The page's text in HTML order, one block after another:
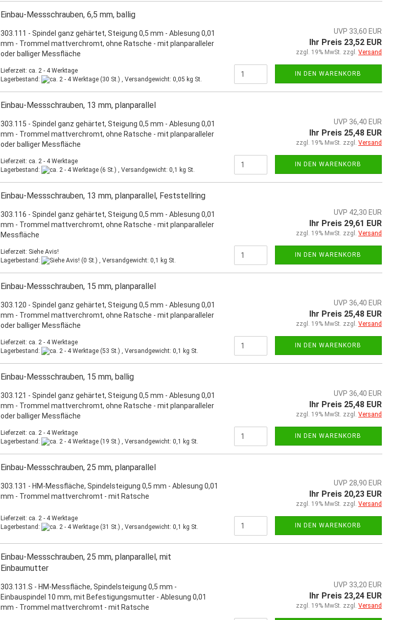
Einbau-Messschrauben, 6,5 mm, ballig
303.111 - Spindel ganz gehärtet, Steigung 0,5 mm - Ablesung 0,01
mm - Trommel mattverchromt, ohne Ratsche - mit planparalleler
oder balliger Messfläche
Lieferzeit: ca. 2 - 4 Werktage
Lagerbestand:
(30 St.) , Versandgewicht: 0,05 kg St.
UVP 33,60 EUR
Ihr Preis 23,52 EUR
zzgl. 19% MwSt. zzgl. Versand
IN DEN WARENKORB
Einbau-Messschrauben, 13 mm, planparallel
303.115 - Spindel ganz gehärtet, Steigung 0,5 mm - Ablesung 0,01
mm - Trommel mattverchromt, ohne Ratsche - mit planparalleler
oder balliger Messfläche
Lieferzeit: ca. 2 - 4 Werktage
Lagerbestand:
(6 St.) , Versandgewicht: 0,1 kg St.
UVP 36,40 EUR
Ihr Preis 25,48 EUR
zzgl. 19% MwSt. zzgl. Versand
IN DEN WARENKORB
Einbau-Messschrauben, 13 mm, planparallel, Feststellring
303.116 - Spindel ganz gehärtet, Steigung 0,5 mm - Ablesung 0,01
mm - Trommel mattverchromt, ohne Ratsche - mit planparalleler
Messfläche
Lieferzeit: Siehe Avis!
Lagerbestand:
(0 St.) , Versandgewicht: 0,1 kg St.
UVP 42,30 EUR
Ihr Preis 29,61 EUR
zzgl. 19% MwSt. zzgl. Versand
IN DEN WARENKORB
Einbau-Messschrauben, 15 mm, planparallel
303.120 - Spindel ganz gehärtet, Steigung 0,5 mm - Ablesung 0,01
mm - Trommel mattverchromt, ohne Ratsche - mit planparalleler
oder balliger Messfläche
Lieferzeit: ca. 2 - 4 Werktage
Lagerbestand:
(53 St.) , Versandgewicht: 0,1 kg St.
UVP 36,40 EUR
Ihr Preis 25,48 EUR
zzgl. 19% MwSt. zzgl. Versand
IN DEN WARENKORB
Einbau-Messschrauben, 15 mm, ballig
303.121 - Spindel ganz gehärtet, Steigung 0,5 mm - Ablesung 0,01
mm - Trommel mattverchromt, ohne Ratsche - mit planparalleler
oder balliger Messfläche
Lieferzeit: ca. 2 - 4 Werktage
Lagerbestand:
(19 St.) , Versandgewicht: 0,1 kg St.
UVP 36,40 EUR
Ihr Preis 25,48 EUR
zzgl. 19% MwSt. zzgl. Versand
IN DEN WARENKORB
Einbau-Messschrauben, 25 mm, planparallel
303.131 - HM-Messfläche, Spindelsteigung 0,5 mm - Ablesung 0,01
mm - Trommel mattverchromt - mit Ratsche
Lieferzeit: ca. 2 - 4 Werktage
Lagerbestand:
(31 St.) , Versandgewicht: 0,1 kg St.
UVP 28,90 EUR
Ihr Preis 20,23 EUR
zzgl. 19% MwSt. zzgl. Versand
IN DEN WARENKORB
Einbau-Messschrauben, 25 mm, planparallel, mit
Einbaumutter
303.131.S - HM-Messfläche, Spindelsteigung 0,5 mm -
Einbauspindel 10 mm, mit Befestigungsmutter - Ablesung 0,01
mm - Trommel mattverchromt - mit Ratsche
UVP 33,20 EUR
Ihr Preis 23,24 EUR
zzgl. 19% MwSt. zzgl. Versand